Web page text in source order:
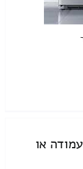
או